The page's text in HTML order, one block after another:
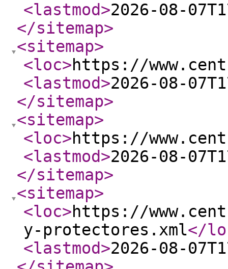
<lastmod>2026-08-
</sitemap>
<sitemap>
<loc>https://
<lastmod>2026-08-
</sitemap>
<sitemap>
<loc>https://
<lastmod>2026-08-
</sitemap>
<sitemap>
<loc>https://
y-protectores.xml</
<lastmod>2026-08-